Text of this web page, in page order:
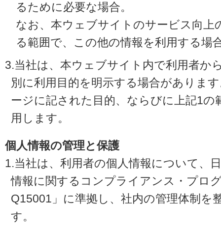
るために必要な場合。
なお、本ウェブサイトのサービス向上
る範囲で、この他の情報を利用する場
3.当社は、本ウェブサイト内で利用者か
別に利用目的を明示する場合がありま
ージに記された目的、ならびに上記1の
用します。
個人情報の管理と保護
1.当社は、利用者の個人情報について、
情報に関するコンプライアンス・プロ
Q15001」に準拠し、社内の管理体制を
す。